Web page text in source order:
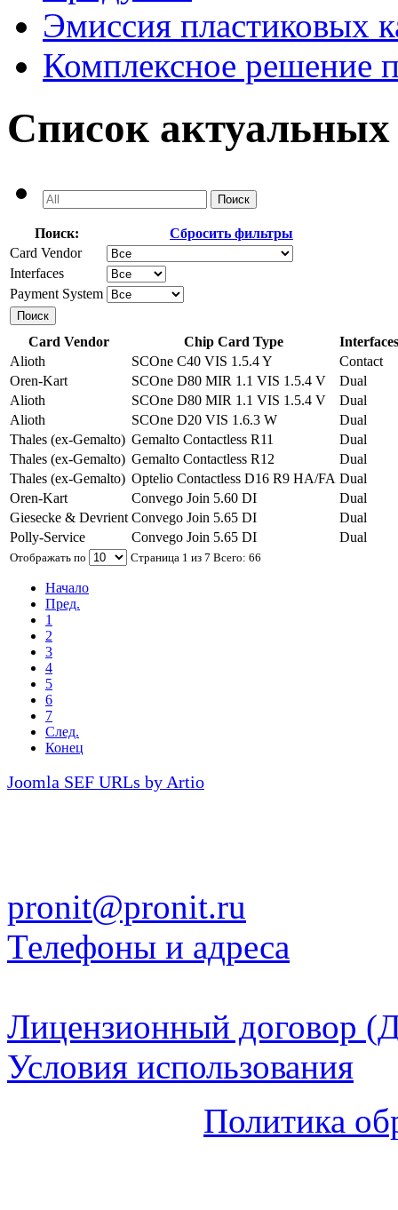
Эмиссия пластиковых
Комплексное решение
Список актуальных
Поиск:
Сбросить фильтры
Card Vendor
Interfaces
Payment System
Card Vendor Chip Card Type Interfaces
Отображать по Страница 1 из 7 Всего: 66
Начало
Пред.
1
2
3
4
5
6
7
След.
Конец
Alioth SCOne C40 VIS 1.5.4 Y
Contact
Oren-Kart
SCOne D80 MIR 1.1 VIS 1.5.4 V
Dual
Alioth
SCOne D80 MIR 1.1 VIS 1.5.4 V
Dual
Alioth
SCOne D20 VIS 1.6.3 W
Dual
Thales (ex-Gemalto) Gemalto Contactless R11
Dual
Thales (ex-Gemalto) Gemalto Contactless R12
Dual
Thales (ex-Gemalto) Optelio Contactless D16 R9 HA/FA Dual
Oren-Kart
Convego Join 5.60 DI
Dual
Giesecke & Devrient Convego Join 5.65 DI
Dual
Polly-Service
Convego Join 5.65 DI Dual
Joomla SEF URLs by Artio
pronit@pronit.ru
Телефоны и адреса
Лицензионный договор
Условия использования
Политика